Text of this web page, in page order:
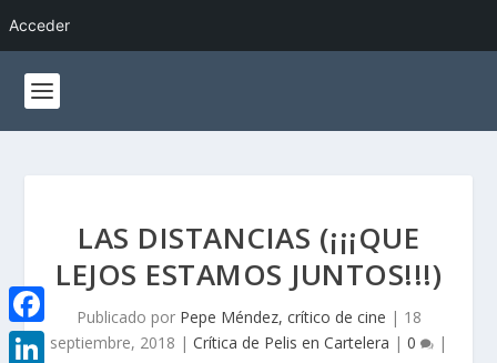
Acceder
LAS DISTANCIAS (¡¡¡QUE
LEJOS ESTAMOS JUNTOS!!!)
Publicado por Pepe Méndez, crítico de cine | 18
septiembre, 2018 | Crítica de Pelis en Cartelera | 0 |
F